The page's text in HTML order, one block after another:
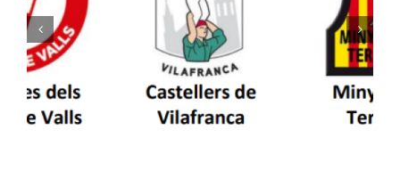
Els Castellers de Vilafranca unieixen tradició i
patrimoni en un viatge de colla a la Vall
d’Aran i a la Vall de Boí